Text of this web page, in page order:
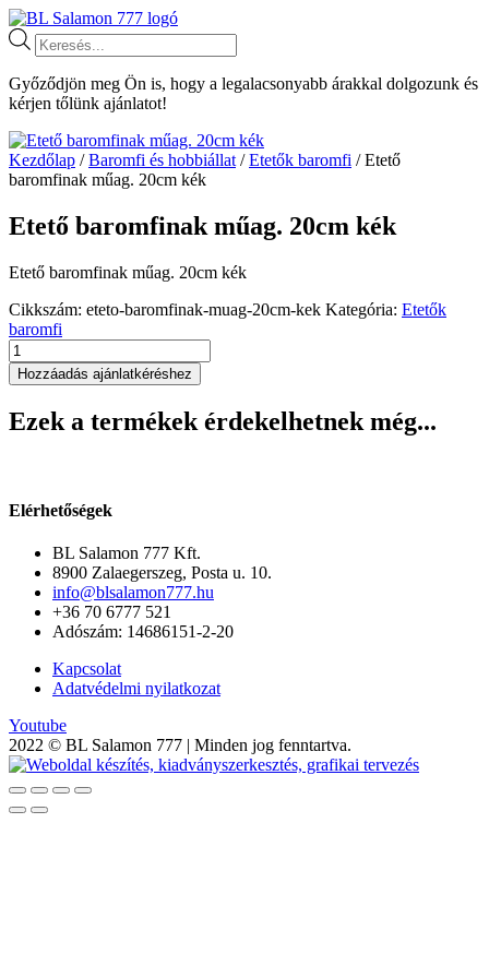
Ugrás
a
tartalomhoz
Products
search
Győződjön meg Ön is, hogy a legalacsonyabb árakkal dolgozunk és
kérjen tőlünk ajánlatot!
Kezdőlap /Baromfi és hobbiállat /Etetők baromfi / Etető
baromfinak műag. 20cm kék
Etető baromfinak műag. 20cm kék
Etető baromfinak műag. 20cm kék
Cikkszám: eteto-baromfinak-muag-20cm-kek Kategória: Etetők
baromfi
Etető
baromfinak
műag.
kék
Hozzáadás ajánlatkéréshez
Ezek a termékek érdekelhetnek még...
Elérhetőségek
BL Salamon 777 Kft.
8900 Zalaegerszeg, Posta u. 10.
info@blsalamon777.hu
+36 70 6777 521
Adószám: 14686151-2-20
Kapcsolat
Adatvédelmi nyilatkozat
Youtube
2022 © BL Salamon 777 | Minden jog fenntartva.